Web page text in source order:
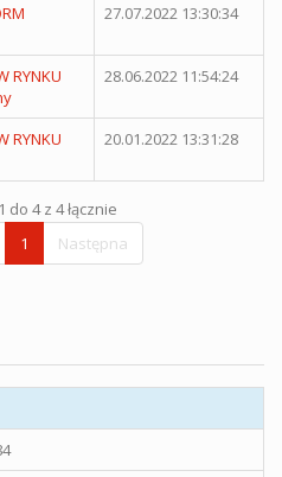
27.07.2022 13:30:34
RYNKU
28.06.2022 11:54:24
RYNKU
20.01.2022 13:31:28
do 4 z 4 łącznie
1 Następna